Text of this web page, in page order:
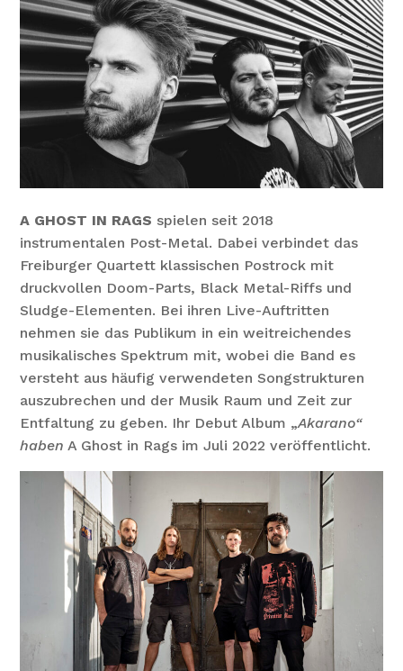
A GHOST IN RAGS spielen seit 2018
instrumentalen Post-Metal. Dabei verbindet das
Freiburger Quartett klassischen Postrock mit
druckvollen Doom-Parts, Black Metal-Riffs und
Sludge-Elementen. Bei ihren Live-Auftritten
nehmen sie das Publikum in ein weitreichendes
musikalisches Spektrum mit, wobei die Band es
versteht aus häufig verwendeten Songstrukturen
auszubrechen und der Musik Raum und Zeit zur
Entfaltung zu geben. Ihr Debut Album „Akarano“
haben A Ghost in Rags im Juli 2022 veröffentlicht.